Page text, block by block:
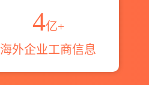
4亿+
海外企业工商信息